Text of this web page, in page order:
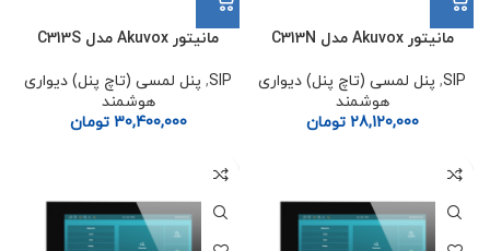
مانیتور Akuvox مدل C313N
SIP
, پنل لمسی (تاچ پنل) دیواری
هوشمند
28,120,000 تومان
مانیتور Akuvox مدل C313S
SIP
, پنل لمسی (تاچ پنل) دیواری
هوشمند
30,400,000 تومان